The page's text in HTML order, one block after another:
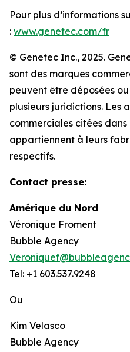
Pour plus d’informations
: www.genetec.com/fr
© Genetec Inc., 2025.
sont des marques
peuvent être déposées
plusieurs juridictions. Les
commerciales citées
appartiennent à leurs
respectifs.
Contact presse:
Amérique du Nord
Véronique Froment
Bubble Agency
Tel: +1 603.537.9248
Ou
Kim Velasco
Bubble Agency